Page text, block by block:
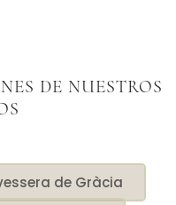
DE NUESTROS
de Gràcia